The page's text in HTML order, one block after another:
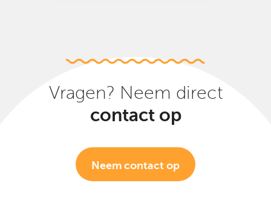
Vragen? Neem direct
contact op
Neem contact op